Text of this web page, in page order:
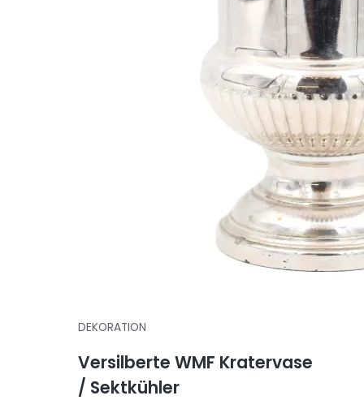
DEKORATION
Versilberte WMF Kratervase
/ Sektkühler